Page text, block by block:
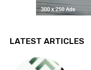
LATEST ARTICLES